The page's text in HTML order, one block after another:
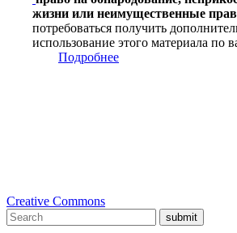
жизни или неимущественные
потребоваться получить
использование этого материала по
Подробнее
Creative Commons
submit